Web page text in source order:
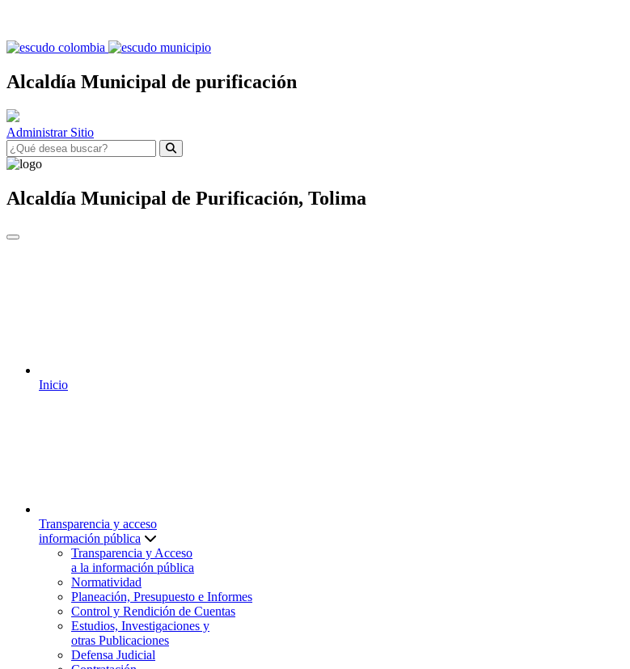
Alcaldía Municipal de purificación
Administrar Sitio
Alcaldía Municipal de Purificación, Tolima
Inicio
Transparencia y acceso
información pública
Transparencia y Acceso
a la información pública
Normatividad
Planeación, Presupuesto e Informes
Control y Rendición de Cuentas
Estudios, Investigaciones y
otras Publicaciones
Defensa Judicial